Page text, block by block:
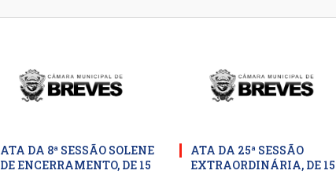
ATA DA 8ª SESSÃO SOLENE
DE ENCERRAMENTO, DE 15
ATA DA 25ª SESSÃO
EXTRAORDINÁRIA, DE 15